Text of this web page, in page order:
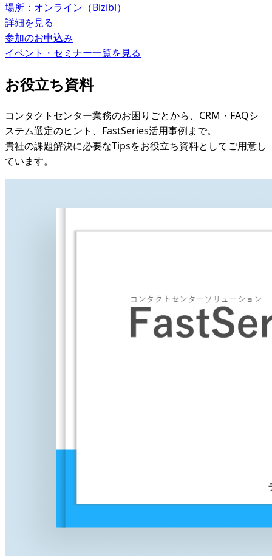
場所：オンライン（Bizibl）
詳細を見る
参加のお申込み
イベント・セミナー一覧を見る
お役立ち資料
コンタクトセンター業務のお困りごとから、CRM・FAQシ
ステム選定のヒント、FastSeries活用事例まで。
貴社の課題解決に必要なTipsをお役立ち資料としてご用意し
ています。